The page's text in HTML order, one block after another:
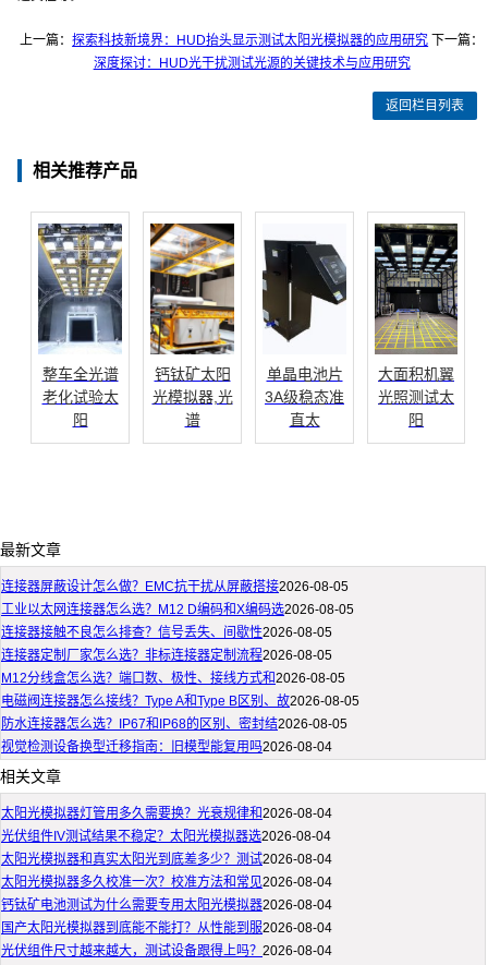
上一篇：探索科技新境界：HUD抬头显示测试太阳光模拟器的应用研究 下一篇：
深度探讨：HUD光干扰测试光源的关键技术与应用研究
返回栏目列表
相关推荐产品
整车全光谱
老化试验太
阳
钙钛矿太阳
光模拟器,光
谱
单晶电池片
3A级稳态准
直太
大面积机翼
光照测试太
阳
最新文章
连接器屏蔽设计怎么做？EMC抗干扰从屏蔽搭接2026-08-05
工业以太网连接器怎么选？M12 D编码和X编码选2026-08-05
连接器接触不良怎么排查？信号丢失、间歇性2026-08-05
连接器定制厂家怎么选？非标连接器定制流程2026-08-05
M12分线盒怎么选？端口数、极性、接线方式和2026-08-05
电磁阀连接器怎么接线？Type A和Type B区别、故2026-08-05
防水连接器怎么选？IP67和IP68的区别、密封结2026-08-05
视觉检测设备换型迁移指南：旧模型能复用吗2026-08-04
相关文章
太阳光模拟器灯管用多久需要换？光衰规律和2026-08-04
光伏组件IV测试结果不稳定？太阳光模拟器选2026-08-04
太阳光模拟器和真实太阳光到底差多少？测试2026-08-04
太阳光模拟器多久校准一次？校准方法和常见2026-08-04
钙钛矿电池测试为什么需要专用太阳光模拟器2026-08-04
国产太阳光模拟器到底能不能打？从性能到服2026-08-04
光伏组件尺寸越来越大，测试设备跟得上吗？ 2026-08-04